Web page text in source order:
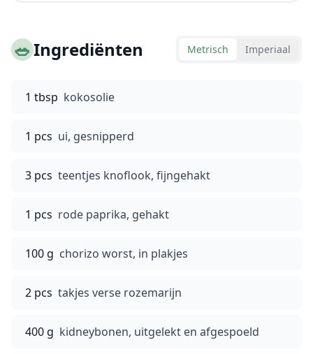
🥗Ingrediënten Metrisch Imperiaal
1 tbsp kokosolie
1 pcs ui, gesnipperd
3 pcs teentjes knoflook, fijngehakt
1 pcs rode paprika, gehakt
100 g chorizo worst, in plakjes
2 pcs takjes verse rozemarijn
400 g kidneybonen, uitgelekt en afgespoeld